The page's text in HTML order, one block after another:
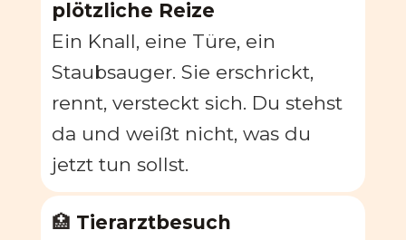
plötzliche Reize
Ein Knall, eine Türe, ein
Staubsauger. Sie erschrickt,
rennt, versteckt sich. Du stehst
da und weißt nicht, was du
jetzt tun sollst.
🏥 Tierarztbesuch